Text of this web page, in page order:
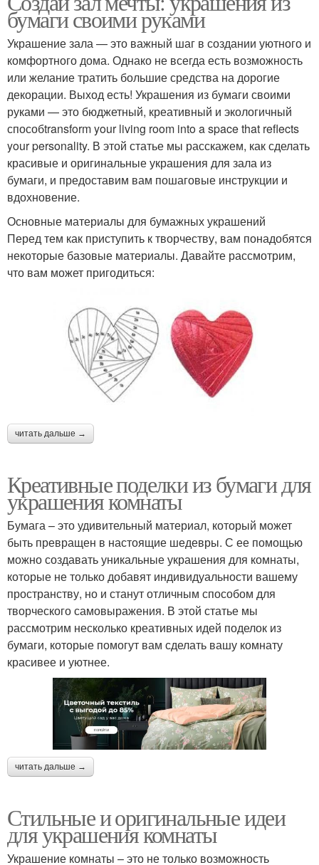
бумаги своими руками
Украшение зала — это важный шаг в создании уютного и
комфортного дома. Однако не всегда есть возможность
или желание тратить большие средства на дорогие
декорации. Выход есть! Украшения из бумаги своими
руками — это бюджетный, креативный и экологичный
способtransform your living room into a space that reflects
your personality. В этой статье мы расскажем, как сделать
красивые и оригинальные украшения для зала из
бумаги, и предоставим вам пошаговые инструкции и
вдохновение.
Основные материалы для бумажных украшений
Перед тем как приступить к творчеству, вам понадобятся
некоторые базовые материалы. Давайте рассмотрим,
что вам может пригодиться:
читать дальше →
Креативные поделки из бумаги для
украшения комнаты
Бумага – это удивительный материал, который может
быть превращен в настоящие шедевры. С ее помощью
можно создавать уникальные украшения для комнаты,
которые не только добавят индивидуальности вашему
пространству, но и станут отличным способом для
творческого самовыражения. В этой статье мы
рассмотрим несколько креативных идей поделок из
бумаги, которые помогут вам сделать вашу комнату
красивее и уютнее.
читать дальше →
Стильные и оригинальные идеи
для украшения комнаты
Украшение комнаты – это не только возможность